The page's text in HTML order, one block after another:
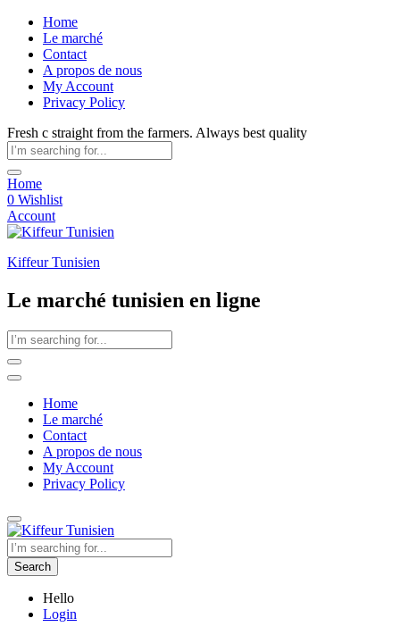
Home
Le marché
Contact
A propos de nous
My Account
Privacy Policy
Fresh c straight from the farmers. Always best quality
Home
0 Wishlist
Account
Kiffeur Tunisien
Le marché tunisien en ligne
Home
Le marché
Contact
A propos de nous
My Account
Privacy Policy
Search
Hello
Login